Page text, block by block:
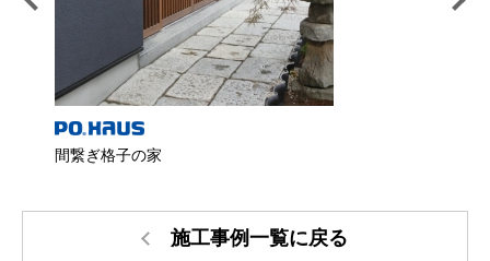
間繋ぎ格子の家
施工事例一覧に戻る